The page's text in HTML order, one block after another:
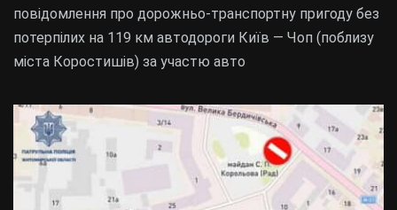
повідомлення про дорожньо-транспортну пригоду без
потерпілих на 119 км автодороги Київ — Чоп (поблизу
міста Коростишів) за участю авто